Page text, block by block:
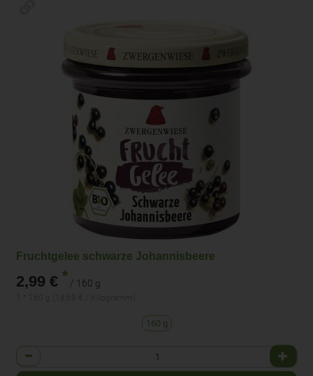
Fruchtgelee schwarze Johannisbeere
2,99 € * / 160 g
160 g
Anzahl